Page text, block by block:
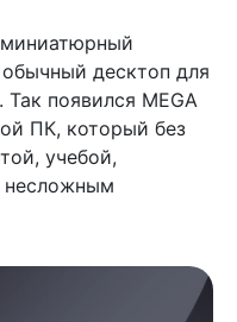
миниатюрный
десктоп для
появился MEGA
ПК, который без
учебой,
несложным